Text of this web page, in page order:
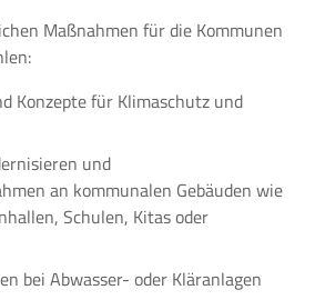
Maßnahmen für die Kommunen
Konzepte für Klimaschutz und
und
an kommunalen Gebäuden wie
Schulen, Kitas oder
bei Abwasser- oder Kläranlagen